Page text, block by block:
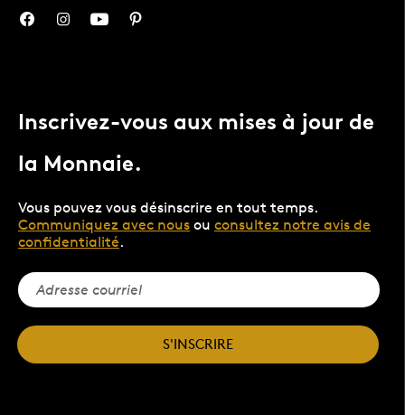
Inscrivez-vous aux mises à jour de
la Monnaie.
Vous pouvez vous désinscrire en tout temps.
Communiquez avec nous ou consultez notre avis de
confidentialité.
S'INSCRIRE